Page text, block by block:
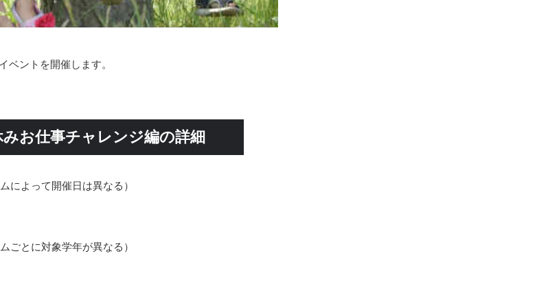
ントを開催します。
お仕事チャレンジ編の詳細
によって開催日は異なる）
ごとに対象学年が異なる）